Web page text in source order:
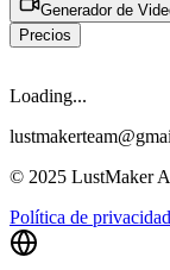
Generador de
Precios
Loading...
© 2025 LustMaker
Política de privacidad